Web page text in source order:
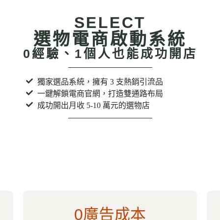
SELECT
選物電商啟動系統
0經驗、1個人也能成功開店
獨家選品系統，擁有 3 支熱銷引流品
一鍵解鎖電商官網，打造雙通路布局
成功開出月收 5-10 萬元的選物店
0廣告成本